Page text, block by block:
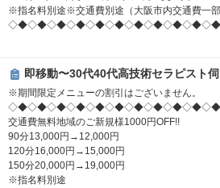
※指名料別途※交通費別途（大阪市内交通費一部
即移動〜30代40代高技術セラピスト
※期間限定メニューの割引はございません。
交通費無料地域のご新規様1000円OFF!!
90分13,000円→12,000円
120分16,000円→15,000円
150分20,000円→19,000円
※指名料別途